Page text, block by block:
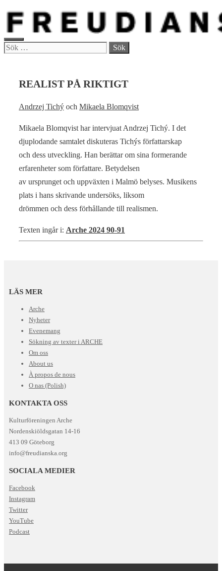
Hoppa
innehåll
MENY
Sök
REALIST PÅ RIKTIGT
Andrzej Tichý och Mikaela Blomqvist
Mikaela Blomqvist har intervjuat Andrzej Tichý. I det
djuplodande samtalet diskuteras Tichýs författarskap
och dess utveckling. Han berättar om sina formerande
erfarenheter som författare. Betydelsen
av ursprunget och uppväxten i Malmö belyses. Musikens
plats i hans skrivande undersöks, liksom
drömmen och dess förhållande till realismen.
Texten ingår i: Arche 2024 90-91
LÄS MER
Arche
Nyheter
Evenemang
Sökning av texter i ARCHE
Om oss
About us
À propos de nous
O nas (Polish)
KONTAKTA OSS
Kulturföreningen Arche
Nordenskiöldsgatan 14-16
413 09 Göteborg
info@freudianska.org
SOCIALA MEDIER
Facebook
Instagram
Twitter
YouTube
Podcast